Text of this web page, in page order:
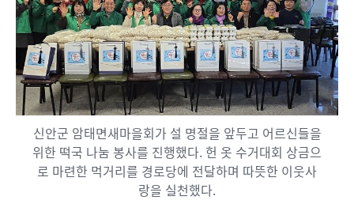
신안군 암태면새마을회가 설 명절을 앞두고 어르신들을
위한 떡국 나눔 봉사를 진행했다. 헌 옷 수거대회 상금으
로 마련한 먹거리를 경로당에 전달하며 따뜻한 이웃사
랑을 실천했다.